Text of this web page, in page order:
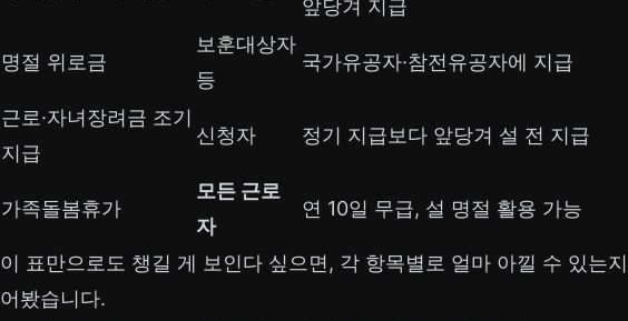
앞당겨 지급
명절 위로금
보훈대상자
등
국가유공자·참전유공자에 지급
근로·자녀장려금 조기
지급
신청자 정기 지급보다 앞당겨 설 전 지급
가족돌봄휴가
모든 근로
자
연 10일 무급, 설 명절 활용 가능
이 표만으로도 챙길 게 보인다 싶으면, 각 항목별로 얼마 아낄 수 있는
어봤습니다.